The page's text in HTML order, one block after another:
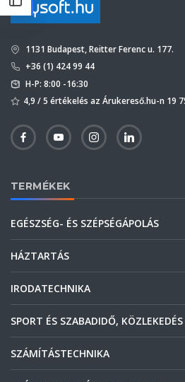
1131 Budapest, Reitter Ferenc u. 177.
+36 (1) 424 99 44
H-P: 8:00 -16:30
4,9 / 5 értékelés az Árukereső.hu-n 19
TERMÉKEK
EGÉSZSÉG- ÉS SZÉPSÉGÁPOLÁS
HÁZTARTÁS
IRODATECHNIKA
SPORT ÉS SZABADIDŐ, KÖZLEKEDÉS
SZÁMÍTÁSTECHNIKA